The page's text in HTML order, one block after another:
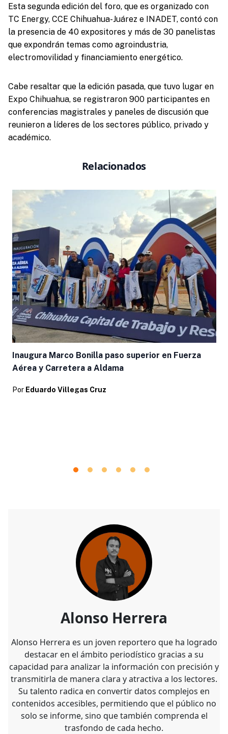
Esta segunda edición del foro, que es organizado con
TC Energy, CCE Chihuahua-Juárez e INADET, contó con
la presencia de 40 expositores y más de 30 panelistas
que expondrán temas como agroindustria,
electromovilidad y financiamiento energético.
Cabe resaltar que la edición pasada, que tuvo lugar en
Expo Chihuahua, se registraron 900 participantes en
conferencias magistrales y paneles de discusión que
reunieron a líderes de los sectores público, privado y
académico.
Relacionados
Inaugura Marco Bonilla paso superior en Fuerza
Aérea y Carretera a Aldama
Por Eduardo Villegas Cruz
Alonso Herrera
Alonso Herrera es un joven reportero que ha logrado
destacar en el ámbito periodístico gracias a su
capacidad para analizar la información con precisión y
transmitirla de manera clara y atractiva a los lectores.
Su talento radica en convertir datos complejos en
contenidos accesibles, permitiendo que el público no
solo se informe, sino que también comprenda el
trasfondo de cada hecho.